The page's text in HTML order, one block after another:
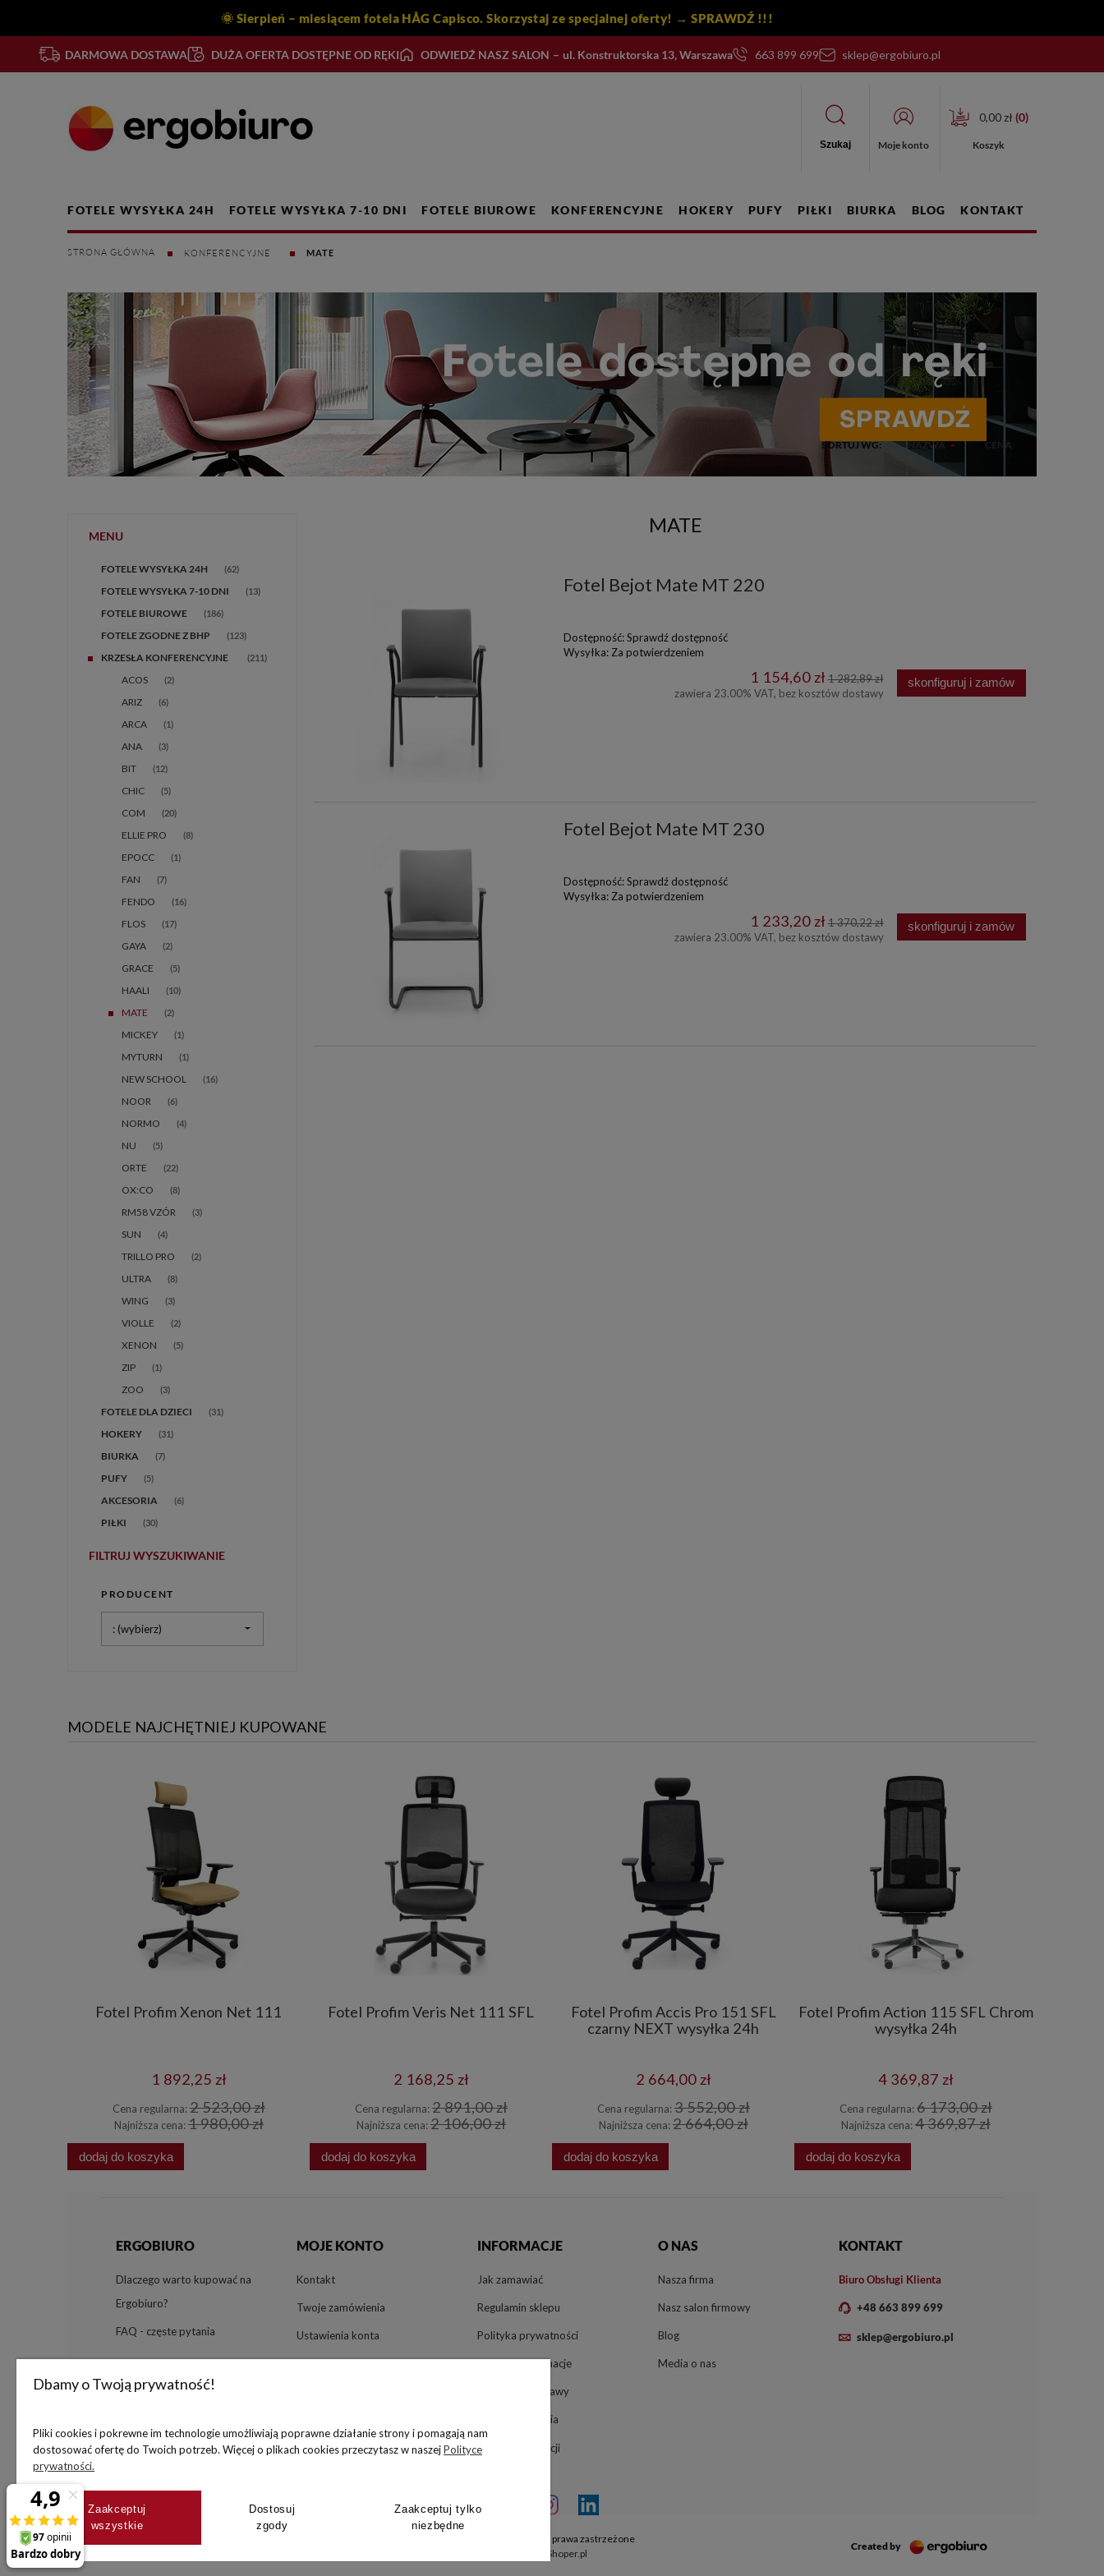
🌞 Sierpień – miesiącem fotela HÅG Capisco. Skorzystaj ze specjalnej oferty! → SPRAWDŹ !!!
DARMOWA DOSTAWA DUŻA OFERTA DOSTĘPNE OD RĘKI ODWIEDŹ NASZ SALON – ul. Konstruktorska 13, Warszawa 663 899 699 sklep@ergobiuro.pl
Szukaj Moje konto
0,00 zł (0)
Koszyk
FOTELE WYSYŁKA 24H FOTELE WYSYŁKA 7-10 DNI FOTELE BIUROWE KONFERENCYJNE HOKERY PUFY PIŁKI BIURKA BLOG KONTAKT
KONFERENCYJNE MATE
MENU
FOTELE WYSYŁKA 24H (62)
FOTELE WYSYŁKA 7-10 DNI (13)
FOTELE BIUROWE (186)
FOTELE ZGODNE Z BHP (123)
(211)
ACOS (2)
ARIZ (6)
ARCA (1)
ANA (3)
BIT (12)
CHIC (5)
COM (20)
ELLIE PRO (8)
EPOCC (1)
FAN (7)
FENDO (16)
FLOS (17)
GAYA (2)
GRACE (5)
HAALI (10)
MATE (2)
MICKEY (1)
MYTURN (1)
NEW SCHOOL (16)
NOOR (6)
NORMO (4)
NU (5)
ORTE (22)
OX:CO (8)
RM58 VZÓR (3)
SUN (4)
TRILLO PRO (2)
ULTRA (8)
WING (3)
VIOLLE (2)
XENON (5)
ZIP (1)
ZOO (3)
FOTELE DLA DZIECI (31)
HOKERY (31)
BIURKA (7)
PUFY (5)
AKCESORIA (6)
PIŁKI (30)
FILTRUJ WYSZUKIWANIE
PRODUCENT
: (wybierz)
MATE
SORTUJ WG: NAZWA CENA
Fotel Bejot Mate MT 220
Dostępność: Sprawdź dostępność
Wysyłka: Za potwierdzeniem
1 154,60 zł 1 282,89 zł
zawiera 23.00% VAT, bez kosztów dostawy
skonfiguruj i zamów
Fotel Bejot Mate MT 230
Dostępność: Sprawdź dostępność
Wysyłka: Za potwierdzeniem
1 233,20 zł 1 370,22 zł
zawiera 23.00% VAT, bez kosztów dostawy
skonfiguruj i zamów
MODELE NAJCHĘTNIEJ KUPOWANE
Fotel Profim Xenon Net 111
1 892,25 zł
Cena regularna: 2 523,00 zł
Najniższa cena: 1 980,00 zł
dodaj do koszyka
Fotel Profim Veris Net 111 SFL
2 168,25 zł
Cena regularna: 2 891,00 zł
Najniższa cena: 2 106,00 zł
dodaj do koszyka
Fotel Profim Accis Pro 151 SFL
czarny NEXT wysyłka 24h
2 664,00 zł
Cena regularna: 3 552,00 zł
Najniższa cena: 2 664,00 zł
dodaj do koszyka
Fotel Profim Action 115 SFL Chrom
wysyłka 24h
4 369,87 zł
Cena regularna: 6 173,00 zł
Najniższa cena: 4 369,87 zł
dodaj do koszyka
ERGOBIURO
Dlaczego warto kupować na
Ergobiuro?
FAQ - częste pytania
MOJE KONTO
Kontakt
Twoje zamówienia
Ustawienia konta
Przechowalnia
INFORMACJE
Jak zamawiać
Regulamin sklepu
Polityka prywatności
Zwroty i reklamacje
Płatności, dostawy
Pliki do pobrania
Terminy realizacji
O NAS
Nasza firma
Nasz salon firmowy
Blog
Media o nas
KONTAKT
Biuro Obsługi Klienta
+48 663 899 699
sklep@ergobiuro.pl
Ergobiuro.pl © 2026 Wszelkie prawa zastrzeżone
Sklep internetowy Shoper.pl
Created by
Dbamy o Twoją prywatność!
Pliki cookies i pokrewne im technologie umożliwiają poprawne działanie strony i pomagają nam
dostosować ofertę do Twoich potrzeb. Więcej o plikach cookies przeczytasz w naszejPolityce
prywatności.
Zaakceptuj tylko
niezbędne
Dostosuj
zgody
Zaakceptuj
wszystkie